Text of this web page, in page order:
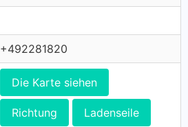
+492281820
Die Karte siehen
Richtung Ladenseile